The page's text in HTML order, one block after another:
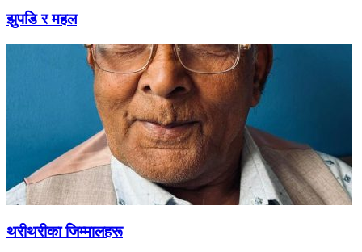
झुपडि र महल
थरीथरीका जिम्मालहरू